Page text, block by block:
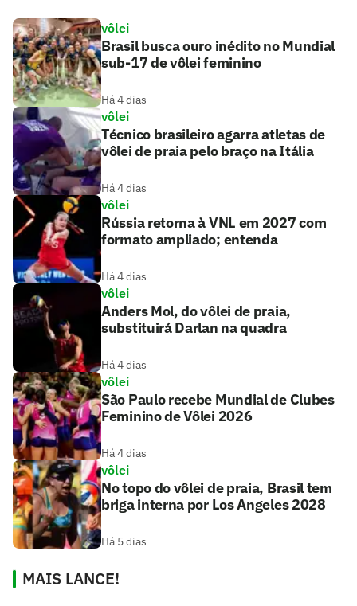
vôlei
Brasil busca ouro inédito no Mundial
sub-17 de vôlei feminino
Há 4 dias
vôlei
Técnico brasileiro agarra atletas de
vôlei de praia pelo braço na Itália
Há 4 dias
vôlei
Rússia retorna à VNL em 2027 com
formato ampliado; entenda
Há 4 dias
vôlei
Anders Mol, do vôlei de praia,
substituirá Darlan na quadra
Há 4 dias
vôlei
São Paulo recebe Mundial de Clubes
Feminino de Vôlei 2026
Há 4 dias
vôlei
No topo do vôlei de praia, Brasil tem
briga interna por Los Angeles 2028
Há 5 dias
MAIS LANCE!